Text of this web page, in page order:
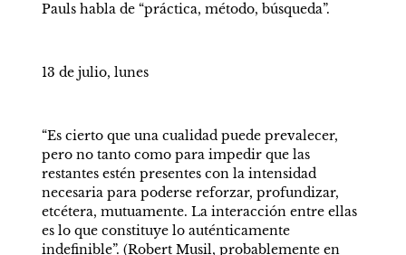
Pauls habla de “práctica, método, búsqueda”.
13 de julio, lunes
“Es cierto que una cualidad puede prevalecer,
pero no tanto como para impedir que las
restantes estén presentes con la intensidad
necesaria para poderse reforzar, profundizar,
etcétera, mutuamente. La interacción entre ellas
es lo que constituye lo auténticamente
indefinible”. (Robert Musil, probablemente en